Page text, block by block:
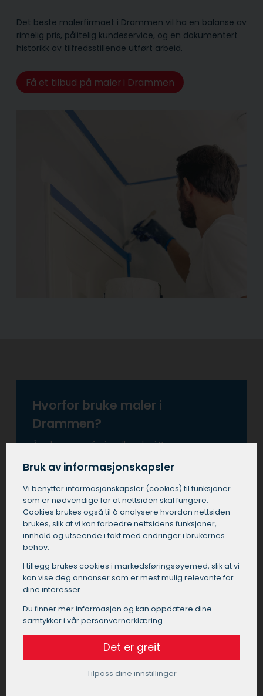
Det beste malerfirmaet i Drammen vil ha en balanse av
rimelig pris, pålitelig kunde­service, og en dokumentert
historikk av tilfredsstillende utført arbeid.
Få et tilbud på maler i Drammen
Hvorfor bruke maler i
Drammen?
Å velge en profesjonell maler i Drammen
utførelse av malerarbeidet. En erfaren maler i
Drammen vil ha riktig kompetanse og utstyr for
å håndtere ulike typer overflater og
maleutfordringer, noe som er spesielt viktig i
det varierende klimaet i Drammen.
Å bruke en profesjonell maler i Drammen sikrer
også at alle aspekter av jobben blir utført i tråd
med de nyeste standardene for sikkerhet og
miljøvennlighet. En profesjonell maler i
Drammen forstår betydningen av grundig
forarbeid, noe som er nøkkelen til varig og
ansetter en maler i Drammen, får man nytte
av deres ekspertise til å velge riktige materialer
og farger, noe som kan forvandle ethvert rom
eller bygning.
Bruk av informasjonskapsler
Vi benytter informasjons­kapsler (cookies) til funksjoner
som er nødvendige for at nettsiden skal fungere.
Cookies brukes også til å analysere hvordan nettsiden
brukes, slik at vi kan forbedre nettsidens funksjoner,
innhold og utseende i takt med endringer i brukernes
behov.
I tillegg brukes cookies i markedsførings­øyemed, slik at vi
kan vise deg annonser som er mest mulig relevante for
dine interesser.
Du finner mer informasjon og kan oppdatere dine
samtykker i vår personvernerklæring.
Det er greit
Tilpass dine innstillinger